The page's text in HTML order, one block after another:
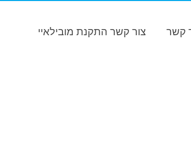
קשר צור קשר התקנת מובילאיי